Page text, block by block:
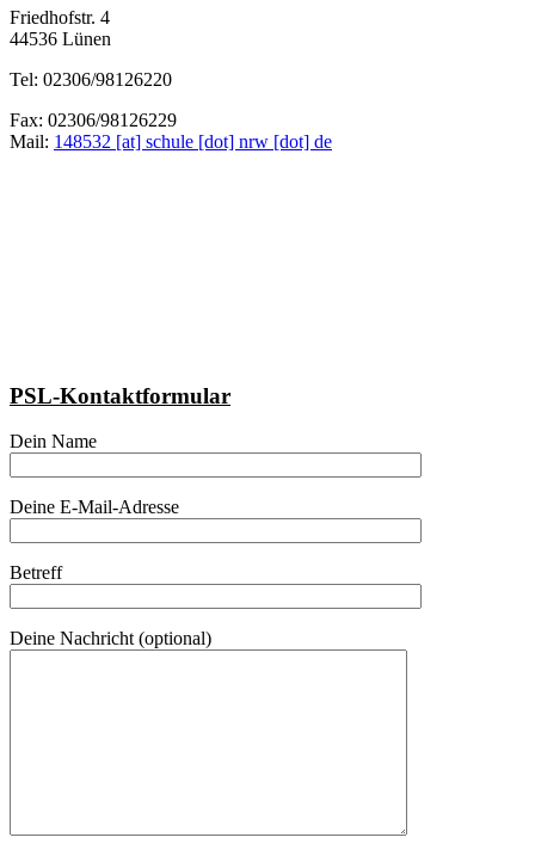
Friedhofstr. 4
44536 Lünen
Tel: 02306/98126220
Fax: 02306/98126229
Mail: 148532 [at] schule [dot] nrw [dot] de
PSL-Kontaktformular
Dein Name
Deine E-Mail-Adresse
Betreff
Deine Nachricht (optional)